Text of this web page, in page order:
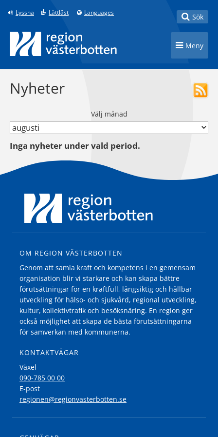
Till innehåll på sidan
Lyssna Lättläst Languages Toggle
Sök
Toggle
Meny
Nyheter
Välj månad
Inga nyheter under vald period.
OM REGION VÄSTERBOTTEN
Genom att samla kraft och kompetens i en gemensam
organisation blir vi starkare och kan skapa bättre
förutsättningar för en kraftfull, långsiktig och hållbar
utveckling för hälso- och sjukvård, regional utveckling,
kultur, kollektivtrafik och besöksnäring. En region ger
också möjlighet att skapa de bästa förutsättningarna
för samverkan med kommunerna.
KONTAKTVÄGAR
Växel
090-785 00 00
E-post
regionen@regionvasterbotten.se